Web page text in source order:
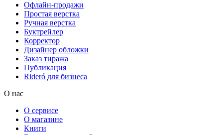
Офлайн-продажи
Простая верстка
Ручная верстка
Буктрейлер
Корректор
Дизайнер обложки
Заказ тиража
Публикация
Rideró для бизнеса
О нас
О сервисе
О магазине
Книги